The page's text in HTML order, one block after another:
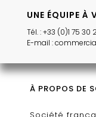
UNE ÉQUIPE À
Tél. : +33 (0)1 75 30
E-mail :
À PROPOS DE